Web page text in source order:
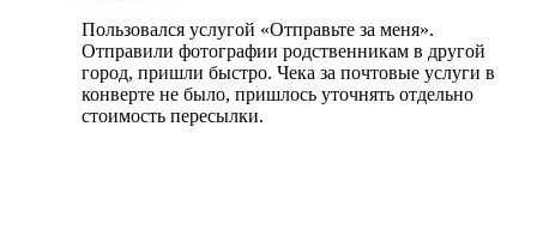
Пользовался услугой «Отправьте за меня».
Отправили фотографии родственникам в другой
город, пришли быстро. Чека за почтовые услуги в
конверте не было, пришлось уточнять отдельно
стоимость пересылки.